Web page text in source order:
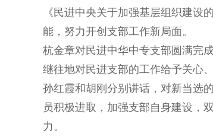
《民进中央关于加强基层组织建
能，努力开创支部工作新局面。
杭金章对民进中华中专支部圆满完
继往地对民进支部的工作给予关心
孙红霞和胡刚分别讲话，对新当选
员积极进取，加强支部自身建设，
力。